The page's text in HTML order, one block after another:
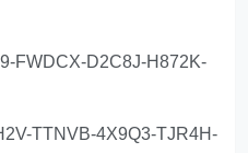
FWDCX-D2C8J-H872K-
TTNVB-4X9Q3-TJR4H-